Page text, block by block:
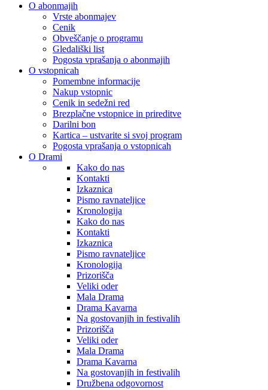
O abonmajih
Vrste abonmajev
Cenik
Obveščanje o programu
Gledališki list
Pogosta vprašanja o abonmajih
O vstopnicah
Pomembne informacije
Nakup vstopnic
Cenik in sedežni red
Brezplačne vstopnice in prireditve
Darilni bon
Kartica – ustvarite si svoj program
Pogosta vprašanja o vstopnicah
O Drami
Kako do nas
Kontakti
Izkaznica
Pismo ravnateljice
Kronologija
Kako do nas
Kontakti
Izkaznica
Pismo ravnateljice
Kronologija
Prizorišča
Veliki oder
Mala Drama
Drama Kavarna
Na gostovanjih in festivalih
Prizorišča
Veliki oder
Mala Drama
Drama Kavarna
Na gostovanjih in festivalih
Družbena odgovornost